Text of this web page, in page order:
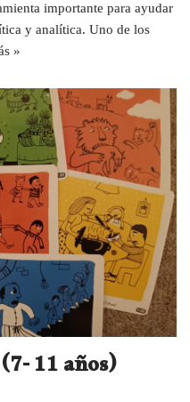
importante para ayudar
y analítica. Uno de los
»
11 años)